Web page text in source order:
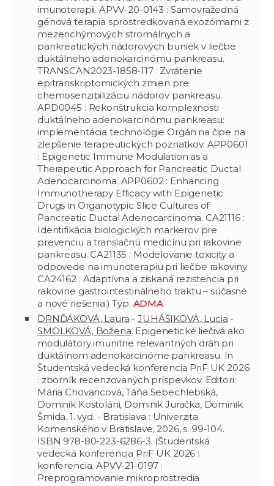
imunoterapii. APVV-20-0143 : Samovražedná
génová terapia sprostredkovaná exozómami z
mezenchýmových stromálnych a
pankreatických nádorových buniek v liečbe
duktálneho adenokarcinómu pankreasu.
TRANSCAN2023-1858-117 : Zvrátenie
epitranskriptomických zmien pre
chemosenzibilizáciu nádorov pankreasu.
APD0045 : Rekonštrukcia komplexnosti
duktálneho adenokarcinómu pankreasu:
implementácia technológie Orgán na čipe na
zlepšenie terapeutických poznatkov. APP0601
: Epigenetic Immune Modulation as a
Therapeutic Approach for Pancreatic Ductal
Adenocarcinoma. APP0602 : Enhancing
Immunotherapy Efficacy with Epigenetic
Drugs in Organotypic Slice Cultures of
Pancreatic Ductal Adenocarcinoma. CA21116 :
Identifikácia biologických markerov pre
prevenciu a translačnú medicínu pri rakovine
pankreasu. CA21135 : Modelovanie toxicity a
odpovede na imunoterapiu pri liečbe rakoviny.
CA24162 : Adaptívna a získaná rezistencia pri
rakovine gastrointestinálneho traktu – súčasné
a nové riešenia.) Typ: ADMA
DRNĎÁKOVÁ, Laura -JUHÁSIKOVÁ, Lucia -
SMOLKOVÁ, Božena. Epigenetické liečivá ako
modulátory imunitne relevantných dráh pri
duktálnom adenokarcinóme pankreasu. In
Študentská vedecká konferencia PriF UK 2026
: zborník recenzovaných príspevkov. Editori:
Mária Chovancová, Táňa Sebechlebská,
Dominik Kostoláni, Dominik Juračka, Dominik
Šmida. 1. vyd. - Bratislava : Univerzita
Komenského v Bratislave, 2026, s. 99-104.
ISBN 978-80-223-6286-3. (Študentská
vedecká konferencia PriF UK 2026 :
konferencia. APVV-21-0197 :
Preprogramovanie mikroprostredia